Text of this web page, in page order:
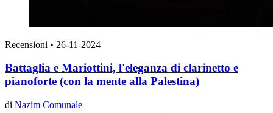
Recensioni • 26-11-2024
Battaglia e Mariottini, l'eleganza di clarinetto e
pianoforte (con la mente alla Palestina)
di Nazim Comunale